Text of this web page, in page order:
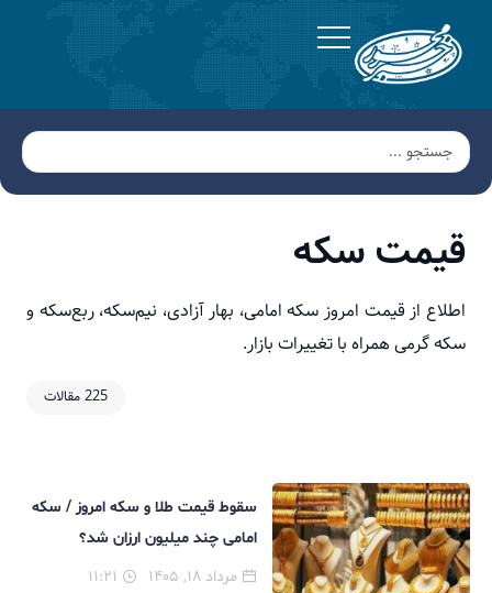
قیمت سکه
اطلاع از قیمت امروز سکه امامی، بهار آزادی، نیم‌سکه، ربع‌سکه و
سکه گرمی همراه با تغییرات بازار.
225 مقالات
سقوط قیمت طلا و سکه امروز / سکه
امامی چند میلیون ارزان شد؟
مرداد ۱۸, ۱۴۰۵